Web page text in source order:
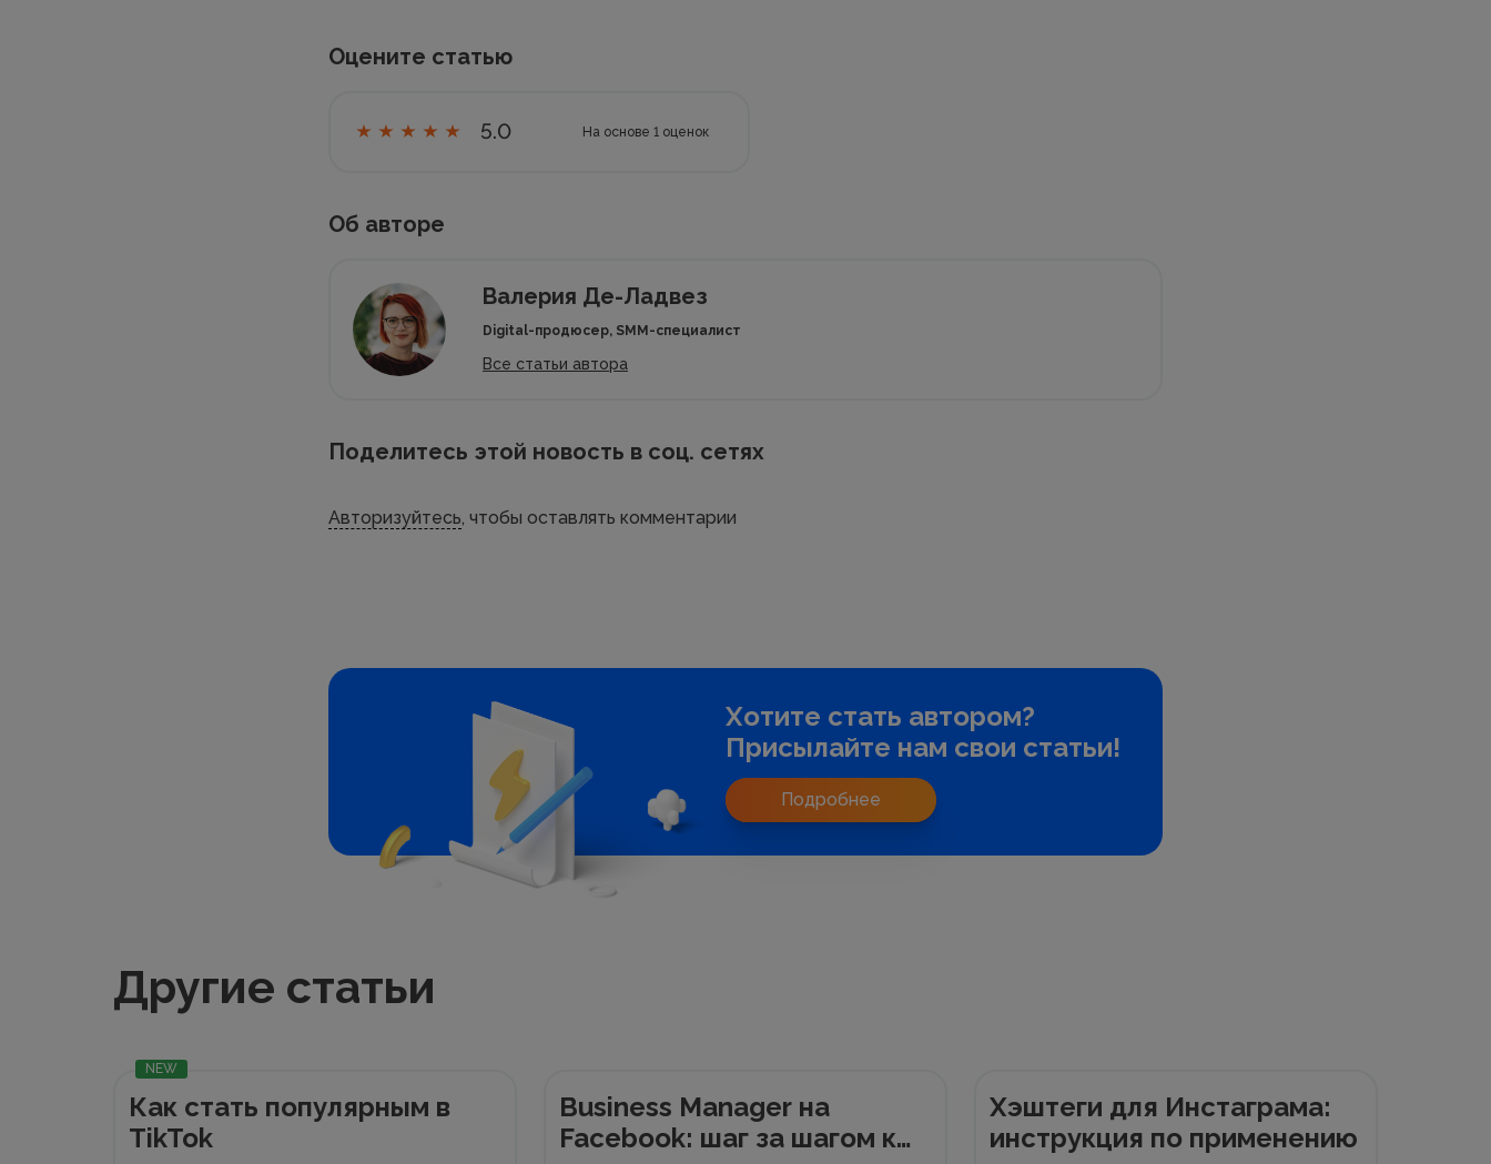
Оцените статью
5.0 На основе 1 оценок
Об авторе
Валерия Де-Ладвез
Digital-продюсер, SMM-специалист
Все статьи автора
Поделитесь этой новость в соц. сетях
Авторизуйтесь, чтобы оставлять комментарии
Хотите стать автором?
Присылайте нам свои статьи!
Подробнее
Другие статьи
NEW
Как стать популярным в
TikTok
Business Manager на
Facebook: шаг за шагом к
Хэштеги для Инстаграма:
инструкция по применению